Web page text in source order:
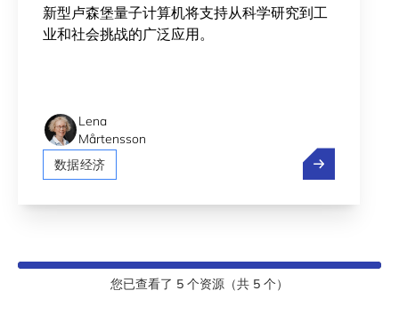
新型卢森堡量子计算机将支持从科学研究到工
业和社会挑战的广泛应用。
Lena
Mårtensson
数据经济
卢森堡将建立
您已查看了 5 个资源（共 5 个）